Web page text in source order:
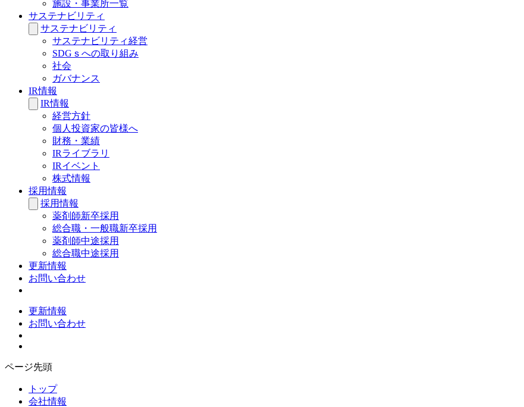
施設・事業所一覧
サステナビリティ
サステナビリティ
サステナビリティ経営
SDGｓへの取り組み
社会
ガバナンス
IR情報
IR情報
経営方針
個人投資家の皆様へ
財務・業績
IRライブラリ
IRイベント
株式情報
採用情報
採用情報
薬剤師新卒採用
総合職・一般職新卒採用
薬剤師中途採用
総合職中途採用
更新情報
お問い合わせ
更新情報
お問い合わせ
ページ先頭
トップ
会社情報